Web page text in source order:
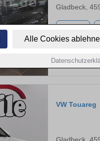
Alle Cookies
Gladbeck,
VW Touareg